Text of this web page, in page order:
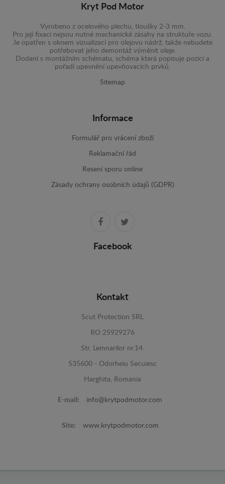
Kryt Pod Motor
Vyrobeno z ocelového plechu, tloušky 2-3 mm.
Pro její fixaci nejsou nutné mechanické zásahy na struktuře vozu.
Je opatřen s oknem vizualizací pro olejovu nádrž, takže nebudete
potřebovat jeho demontáž výměnit oleje.
Dodaní s montážním schématu, schéma která popisuje pozici a
pořadí upevnění upevňovacích prvků.
Sitemap
Informace
Formulář pro vrácení zboží
Reklamační řád
Resení sporu online
Zásady ochrany osobních údajů (GDPR)
Facebook
Kontakt
Scut Protection SRL
RO 25929276
Str. Lemnarilor nr.14.
535600 - Odorheiu Secuiesc
Harghita, Romania
E-mail: info@krytpodmotor.com
Site: www.krytpodmotor.com